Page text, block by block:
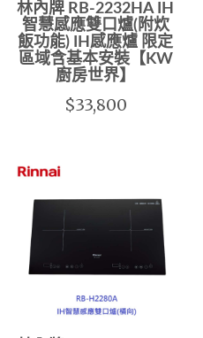
林內牌 RB-2232HA IH
智慧感應雙口爐(附炊
飯功能) IH感應爐 限定
區域含基本安裝【KW
廚房世界】
$33,800